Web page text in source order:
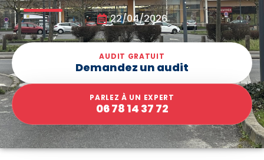
22/04/2026
AUDIT GRATUIT
Demandez un audit
PARLEZ À UN EXPERT
06 78 14 37 72